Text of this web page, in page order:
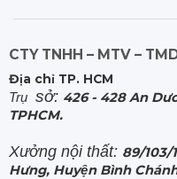
CTY TNHH – MTV –
Địa chỉ TP. HCM
Trụ sở: 426 - 428 An
TPHCM.
Xưởng nội thất: 89/103/
Hưng, Huyện Bình